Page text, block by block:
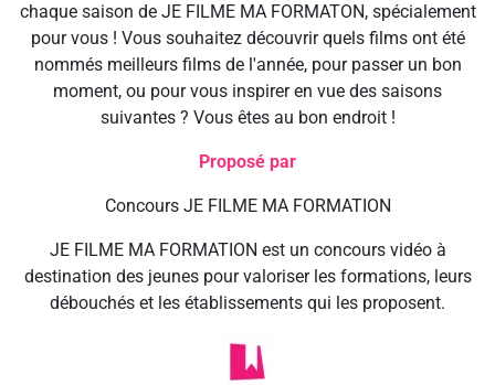
chaque saison de JE FILME MA FORMATON, spécialement
pour vous ! Vous souhaitez découvrir quels films ont été
nommés meilleurs films de l'année, pour passer un bon
moment, ou pour vous inspirer en vue des saisons
suivantes ? Vous êtes au bon endroit !
Proposé par
Concours JE FILME MA FORMATION
JE FILME MA FORMATION est un concours vidéo à
destination des jeunes pour valoriser les formations, leurs
débouchés et les établissements qui les proposent.